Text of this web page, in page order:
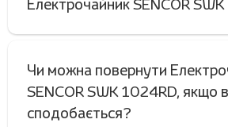
Електрочайник SENCOR
Чи можна повернути
SENCOR SWK 1024RD, якщо
сподобається?